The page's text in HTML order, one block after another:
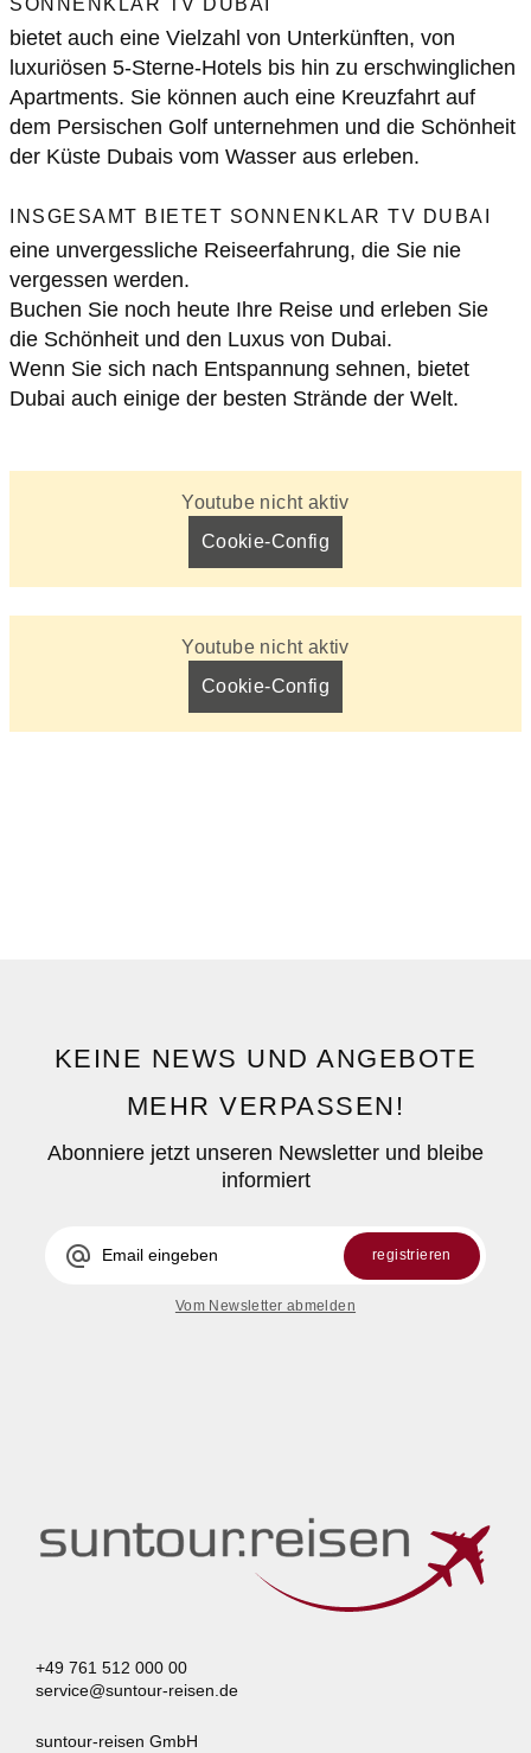
SONNENKLAR TV DUBAI
bietet auch eine Vielzahl von Unterkünften, von
luxuriösen 5-Sterne-Hotels bis hin zu erschwinglichen
Apartments. Sie können auch eine Kreuzfahrt auf
dem Persischen Golf unternehmen und die Schönheit
der Küste Dubais vom Wasser aus erleben.
INSGESAMT BIETET SONNENKLAR TV DUBAI
eine unvergessliche Reiseerfahrung, die Sie nie
vergessen werden.
Buchen Sie noch heute Ihre Reise und erleben Sie
die Schönheit und den Luxus von Dubai.
Wenn Sie sich nach Entspannung sehnen, bietet
Dubai auch einige der besten Strände der Welt.
Youtube nicht aktiv
Cookie-Config
Youtube nicht aktiv
Cookie-Config
KEINE NEWS UND ANGEBOTE
MEHR VERPASSEN!
Abonniere jetzt unseren Newsletter und bleibe
informiert
alternate_email registrieren
Vom Newsletter abmelden
+49 761 512 000 00
service@suntour-reisen.de
suntour-reisen GmbH